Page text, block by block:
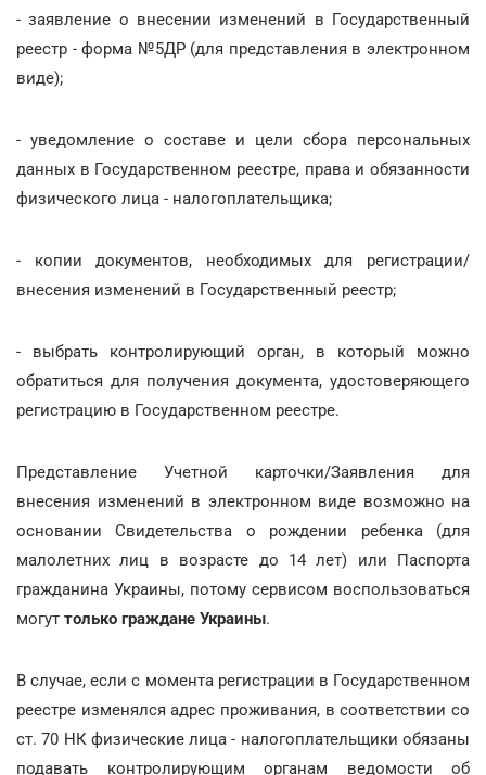
- заявление о внесении изменений в Государственный
реестр - форма №5ДР (для представления в электронном
виде);
- уведомление о составе и цели сбора персональных
данных в Государственном реестре, права и обязанности
физического лица - налогоплательщика;
- копии документов, необходимых для регистрации/
внесения изменений в Государственный реестр;
- выбрать контролирующий орган, в который можно
обратиться для получения документа, удостоверяющего
регистрацию в Государственном реестре.
Представление Учетной карточки/Заявления для
внесения изменений в электронном виде возможно на
основании Свидетельства о рождении ребенка (для
малолетних лиц в возрасте до 14 лет) или Паспорта
гражданина Украины, потому сервисом воспользоваться
могут только граждане Украины.
В случае, если с момента регистрации в Государственном
реестре изменялся адрес проживания, в соответствии со
ст. 70 НК физические лица - налогоплательщики обязаны
подавать контролирующим органам ведомости об